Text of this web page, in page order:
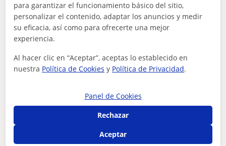
15€/h
Granada Capital, Jun, Maracen...
Clases de Piano y Lenguaje Musical en
Soy estudiante de último curso del Grado Superior de
Profesional en Madrid, y tengo una exp...
para garantizar el funcionamiento básico del sitio,
personalizar el contenido, adaptar los anuncios y medir
su eficacia, así como para ofrecerte una mejor
experiencia.
Al hacer clic en “Aceptar”, aceptas lo establecido en
nuestra Política de Cookies y Política de Privacidad.
Panel de Cookies
Rechazar
Aceptar